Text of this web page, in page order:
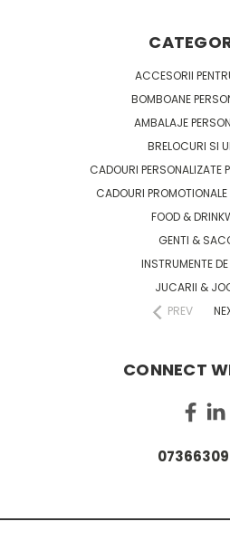
ACCESORII
BOMBOANE
AMBALAJE
BRELOCURI SI
CADOURI PERSONALIZATE
CADOURI PROMOTIONALE
FOOD &
GENTI &
INSTRUMENTE
JUCARII &
PREV
CONNECT